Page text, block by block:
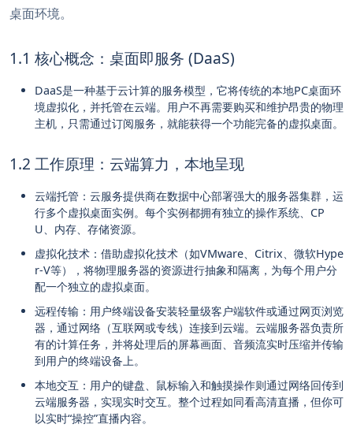
桌面环境。
1.1 核心概念：桌面即服务 (DaaS)
DaaS是一种基于云计算的服务模型，它将传统的本地PC桌面环
境虚拟化，并托管在云端。用户不再需要购买和维护昂贵的物理
主机，只需通过订阅服务，就能获得一个功能完备的虚拟桌面。
1.2 工作原理：云端算力，本地呈现
云端托管：云服务提供商在数据中心部署强大的服务器集群，运
行多个虚拟桌面实例。每个实例都拥有独立的操作系统、CP
U、内存、存储资源。
虚拟化技术：借助虚拟化技术（如VMware、Citrix、微软Hype
r-V等），将物理服务器的资源进行抽象和隔离，为每个用户分
配一个独立的虚拟桌面。
远程传输：用户终端设备安装轻量级客户端软件或通过网页浏览
器，通过网络（互联网或专线）连接到云端。云端服务器负责所
有的计算任务，并将处理后的屏幕画面、音频流实时压缩并传输
到用户的终端设备上。
本地交互：用户的键盘、鼠标输入和触摸操作则通过网络回传到
云端服务器，实现实时交互。整个过程如同看高清直播，但你可
以实时“操控”直播内容。